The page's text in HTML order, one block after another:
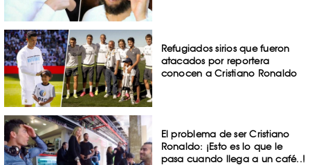
Refugiados sirios que fueron
atacados por reportera
conocen a Cristiano Ronaldo
El problema de ser Cristiano
Ronaldo: ¡Esto es lo que le
pasa cuando llega a un café..!